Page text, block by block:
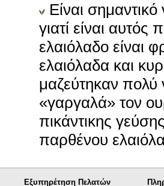
Είναι
γιατί είναι
ελαιόλαδο είναι
ελαιόλαδα και
μαζεύτηκαν πολύ
«γαργαλά» τον
πικάντικης
παρθένου
Εξυπηρέτηση Πελατών